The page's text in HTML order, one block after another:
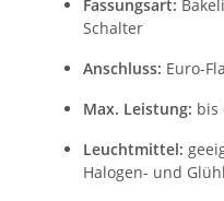
Fassungsart:
Schalter
Anschluss: Euro-
Max. Leistung: bis
Leuchtmittel:
Halogen- und